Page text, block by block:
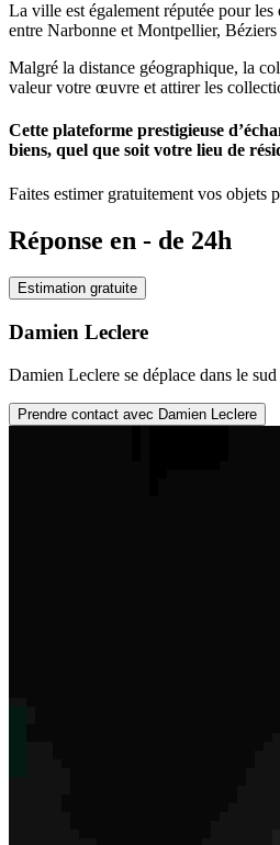
La ville est également réputée pour
entre Narbonne et Montpellier,
Malgré la distance géographique, la
valeur votre œuvre et attirer les
Cette plateforme prestigieuse
biens, quel que soit votre lieu de
Faites estimer gratuitement vos objets
Réponse en - de 24h
Estimation gratuite
Damien Leclere
Damien Leclere se déplace dans le
Prendre contact avec Damien Leclere